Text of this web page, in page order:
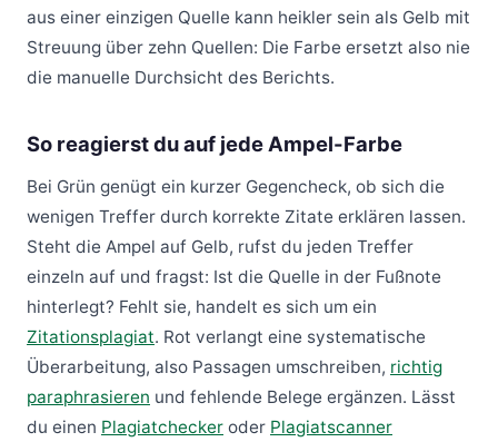
aus einer einzigen Quelle kann heikler sein als Gelb mit
Streuung über zehn Quellen: Die Farbe ersetzt also nie
die manuelle Durchsicht des Berichts.
So reagierst du auf jede Ampel-Farbe
Bei Grün genügt ein kurzer Gegencheck, ob sich die
wenigen Treffer durch korrekte Zitate erklären lassen.
Steht die Ampel auf Gelb, rufst du jeden Treffer
einzeln auf und fragst: Ist die Quelle in der Fußnote
hinterlegt? Fehlt sie, handelt es sich um ein
Zitationsplagiat. Rot verlangt eine systematische
Überarbeitung, also Passagen umschreiben, richtig
paraphrasieren und fehlende Belege ergänzen. Lässt
du einen Plagiatchecker oder Plagiatscanner